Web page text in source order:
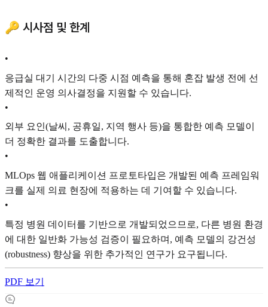
🔑 시사점 및 한계
•
응급실 대기 시간의 다중 시점 예측을 통해 혼잡 발생 전에 선
제적인 운영 의사결정을 지원할 수 있습니다.
•
외부 요인(날씨, 공휴일, 지역 행사 등)을 통합한 예측 모델이
더 정확한 결과를 도출합니다.
•
MLOps 웹 애플리케이션 프로토타입은 개발된 예측 프레임워
크를 실제 의료 현장에 적용하는 데 기여할 수 있습니다.
•
특정 병원 데이터를 기반으로 개발되었으므로, 다른 병원 환경
에 대한 일반화 가능성 검증이 필요하며, 예측 모델의 강건성
(robustness) 향상을 위한 추가적인 연구가 요구됩니다.
PDF 보기